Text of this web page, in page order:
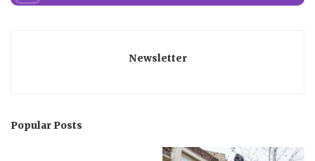
Newsletter
Popular Posts